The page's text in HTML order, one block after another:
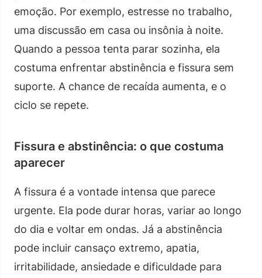
emoção. Por exemplo, estresse no trabalho,
uma discussão em casa ou insônia à noite.
Quando a pessoa tenta parar sozinha, ela
costuma enfrentar abstinência e fissura sem
suporte. A chance de recaída aumenta, e o
ciclo se repete.
Fissura e abstinência: o que costuma
aparecer
A fissura é a vontade intensa que parece
urgente. Ela pode durar horas, variar ao longo
do dia e voltar em ondas. Já a abstinência
pode incluir cansaço extremo, apatia,
irritabilidade, ansiedade e dificuldade para